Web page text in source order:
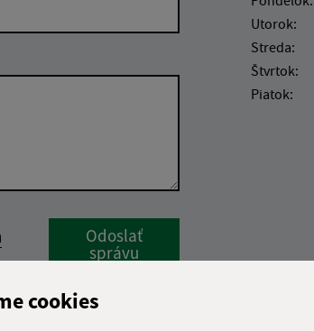
cookies
Google reCaptcha Response
Odoslať
správu
Utorok:
Streda:
Štvrtok:
Piatok: